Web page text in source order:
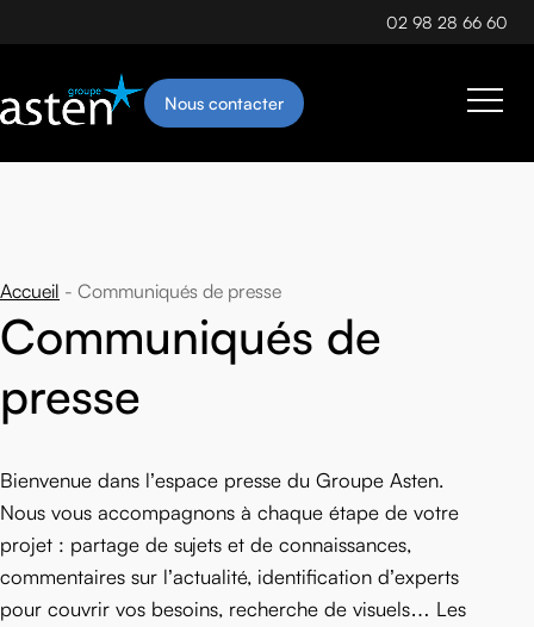
02 98 28 66 60
Nous contacter
Accueil Communiqués de presse
Communiqués de
presse
Bienvenue dans l’espace presse du Groupe Asten.
Nous vous accompagnons à chaque étape de votre
projet : partage de sujets et de connaissances,
commentaires sur l’actualité, identification d’experts
pour couvrir vos besoins, recherche de visuels… Les